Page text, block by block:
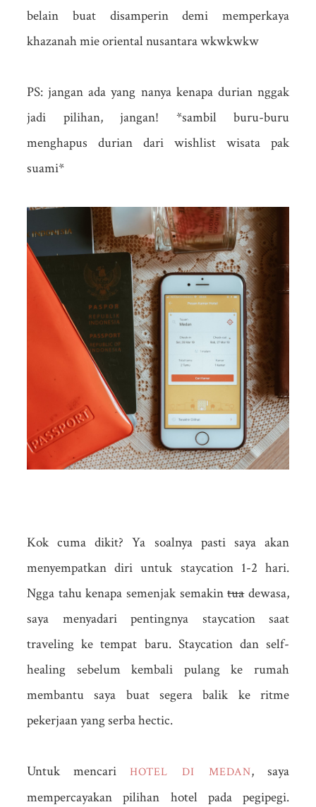
belain buat disamperin demi memperkaya
khazanah mie oriental nusantara wkwkwkw
PS: jangan ada yang nanya kenapa durian nggak
jadi pilihan, jangan! *sambil buru-buru
menghapus durian dari wishlist wisata pak
suami*
Kok cuma dikit? Ya soalnya pasti saya akan
menyempatkan diri untuk staycation 1-2 hari.
Ngga tahu kenapa semenjak semakintuadewasa,
saya menyadari pentingnya staycation saat
traveling ke tempat baru. Staycation dan self-
healing sebelum kembali pulang ke rumah
membantu saya buat segera balik ke ritme
pekerjaan yang serba hectic.
Untuk mencari HOTEL DI MEDAN, saya
mempercayakan pilihan hotel pada pegipegi.